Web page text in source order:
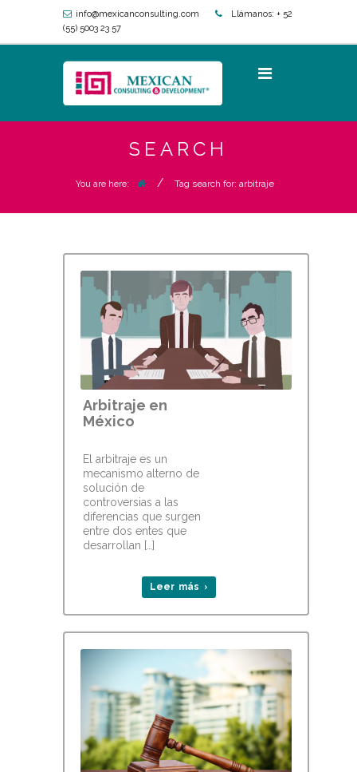
info@mexicanconsulting.com Llámanos: + 52
(55) 5003 23 57
SEARCH
You are here: / Tag search for: arbitraje
Arbitraje en
México
El arbitraje es un
mecanismo alterno de
solución de
controversias a las
diferencias que surgen
entre dos entes que
desarrollan […]
Leer más ›